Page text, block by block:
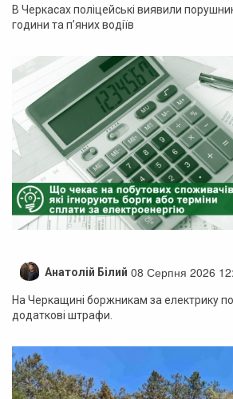
В Черкасах поліцейські виявили
години та п’яних водіїв
Анатолій Білий 08 Серпня 2026
На Черкащині боржникам за електрику
додаткові штрафи.